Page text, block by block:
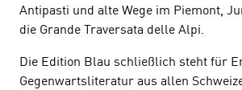
Antipasti und alte Wege im Piemont,
die Grande Traversata delle Alpi.
Die Edition Blau schließlich steht für
Gegenwartsliteratur aus allen